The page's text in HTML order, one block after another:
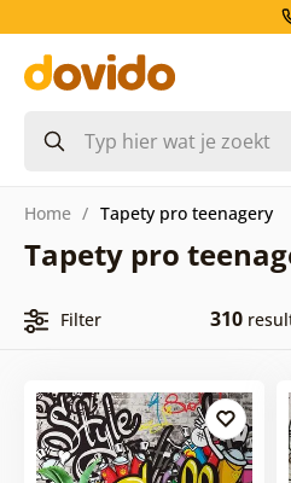
Home Tapety pro teenagery
Tapety pro
Filter 310